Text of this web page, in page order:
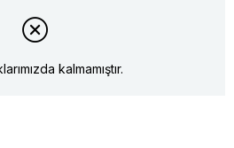
kalmamıştır.